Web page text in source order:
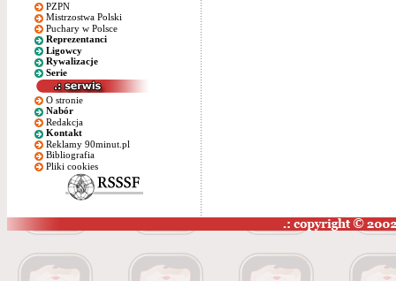
PZPN
Mistrzostwa Polski
Puchary w Polsce
Reprezentanci
Ligowcy
Rywalizacje
Serie
O stronie
Nabór
Redakcja
Kontakt
Reklamy 90minut.pl
Bibliografia
Pliki cookies